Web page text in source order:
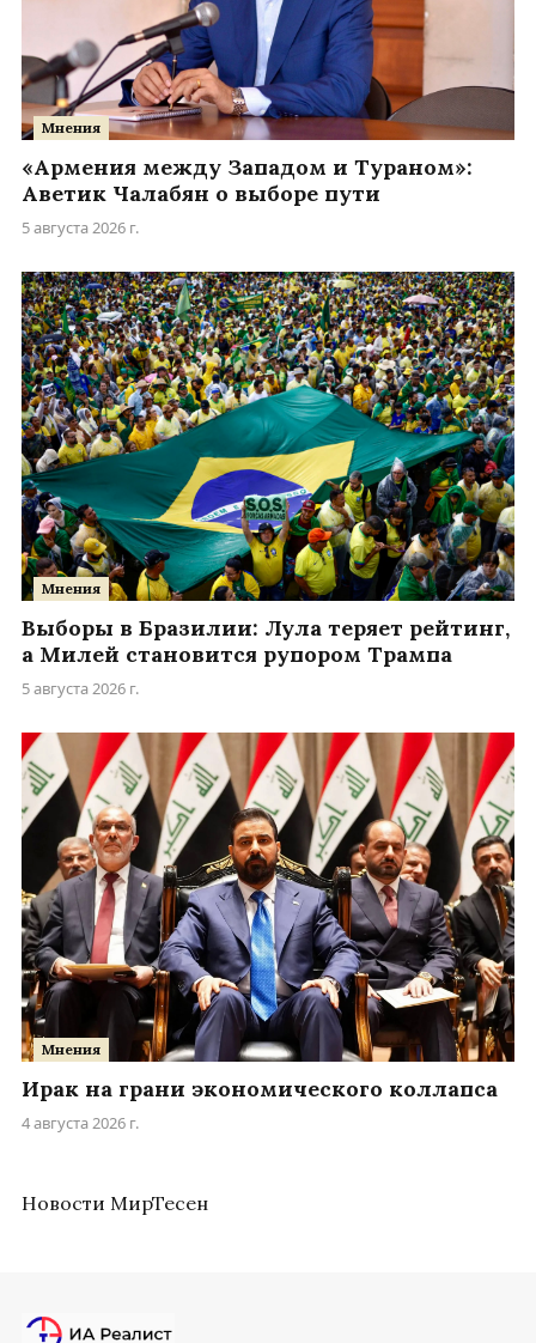
Мнения
«Армения между Западом и Тураном»:
Аветик Чалабян о выборе пути
5 августа 2026 г.
Мнения
Выборы в Бразилии: Лула теряет рейтинг,
а Милей становится рупором Трампа
5 августа 2026 г.
Мнения
Ирак на грани экономического коллапса
4 августа 2026 г.
Новости МирТесен